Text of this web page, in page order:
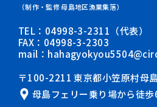
（制作・監修 母島地区漁業集落）
TEL：04998-3-2311（代表）
FAX：04998-3-2303
mail：
〒100-2211 東京都小笠原村母
母島フェリー乗り場から徒歩